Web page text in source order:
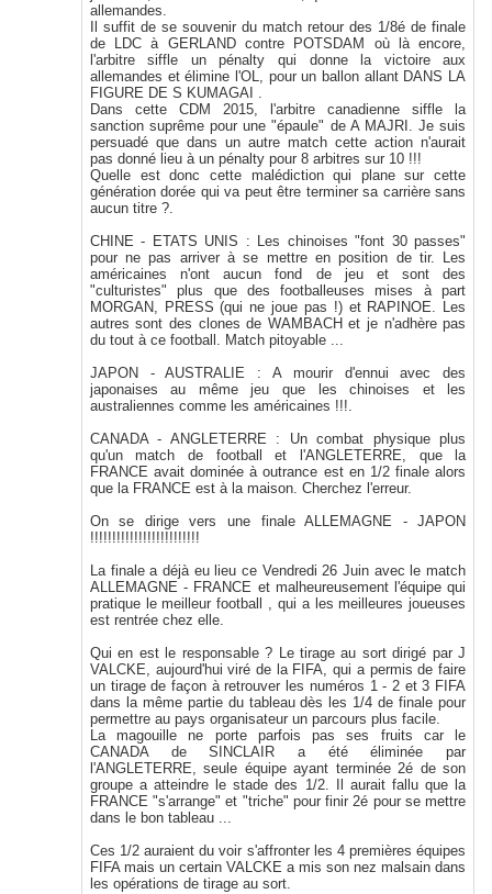
allemandes.
Il suffit de se souvenir du match retour des 1/8é de finale
de LDC à GERLAND contre POTSDAM où là encore,
l'arbitre siffle un pénalty qui donne la victoire aux
allemandes et élimine l'OL, pour un ballon allant DANS LA
FIGURE DE S KUMAGAI .
Dans cette CDM 2015, l'arbitre canadienne siffle la
sanction suprême pour une "épaule" de A MAJRI. Je suis
persuadé que dans un autre match cette action n'aurait
pas donné lieu à un pénalty pour 8 arbitres sur 10 !!!
Quelle est donc cette malédiction qui plane sur cette
génération dorée qui va peut être terminer sa carrière sans
aucun titre ?.
CHINE - ETATS UNIS : Les chinoises "font 30 passes"
pour ne pas arriver à se mettre en position de tir. Les
américaines n'ont aucun fond de jeu et sont des
"culturistes" plus que des footballeuses mises à part
MORGAN, PRESS (qui ne joue pas !) et RAPINOE. Les
autres sont des clones de WAMBACH et je n'adhère pas
du tout à ce football. Match pitoyable ...
JAPON - AUSTRALIE : A mourir d'ennui avec des
japonaises au même jeu que les chinoises et les
australiennes comme les américaines !!!.
CANADA - ANGLETERRE : Un combat physique plus
qu'un match de football et l'ANGLETERRE, que la
FRANCE avait dominée à outrance est en 1/2 finale alors
que la FRANCE est à la maison. Cherchez l'erreur.
On se dirige vers une finale ALLEMAGNE - JAPON
!!!!!!!!!!!!!!!!!!!!!!!!!
La finale a déjà eu lieu ce Vendredi 26 Juin avec le match
ALLEMAGNE - FRANCE et malheureusement l'équipe qui
pratique le meilleur football , qui a les meilleures joueuses
est rentrée chez elle.
Qui en est le responsable ? Le tirage au sort dirigé par J
VALCKE, aujourd'hui viré de la FIFA, qui a permis de faire
un tirage de façon à retrouver les numéros 1 - 2 et 3 FIFA
dans la même partie du tableau dès les 1/4 de finale pour
permettre au pays organisateur un parcours plus facile.
La magouille ne porte parfois pas ses fruits car le
CANADA de SINCLAIR a été éliminée par
l'ANGLETERRE, seule équipe ayant terminée 2é de son
groupe a atteindre le stade des 1/2. Il aurait fallu que la
FRANCE "s'arrange" et "triche" pour finir 2é pour se mettre
dans le bon tableau ...
Ces 1/2 auraient du voir s'affronter les 4 premières équipes
FIFA mais un certain VALCKE a mis son nez malsain dans
les opérations de tirage au sort.